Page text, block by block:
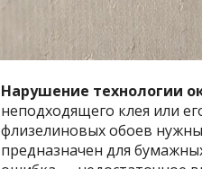
Нарушение технологии
неподходящего клея или
флизелиновых обоев
предназначен для